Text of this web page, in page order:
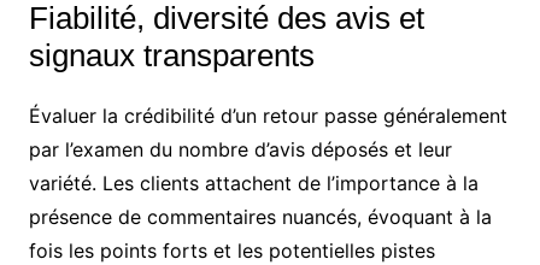
Fiabilité, diversité des avis et
signaux transparents
Évaluer la crédibilité d’un retour passe généralement
par l’examen du nombre d’avis déposés et leur
variété. Les clients attachent de l’importance à la
présence de commentaires nuancés, évoquant à la
fois les points forts et les potentielles pistes